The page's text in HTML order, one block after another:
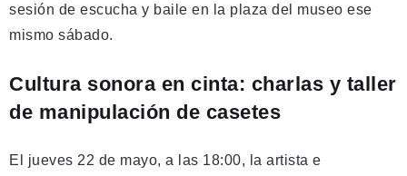
sesión de escucha y baile en la plaza del museo ese
mismo sábado.
Cultura sonora en cinta: charlas y taller
de manipulación de casetes
El jueves 22 de mayo, a las 18:00, la artista e